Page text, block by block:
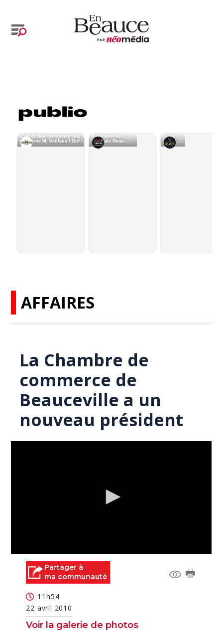
AFFAIRES
La Chambre de
commerce de
Beauceville a un
nouveau président
seconds Partager à
ma communauté
11h54
22 avril 2010
Voir la galerie de photos